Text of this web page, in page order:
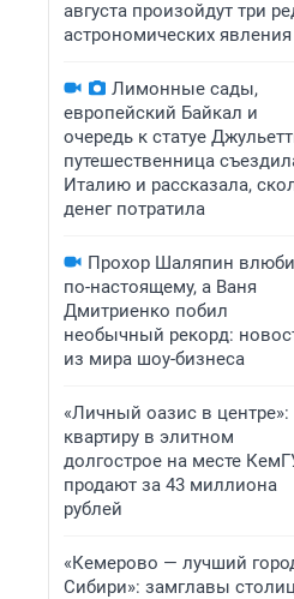
августа произойдут три
астрономических явления
Лимонные сады,
европейский Байкал и
очередь к статуе
путешественница
Италию и рассказала,
денег потратила
Прохор Шаляпин
по-настоящему, а Ваня
Дмитриенко побил
необычный рекорд:
из мира шоу-бизнеса
«Личный оазис в центре»:
квартиру в элитном
долгострое на месте
продают за 43 миллиона
рублей
«Кемерово — лучший
Сибири»: замглавы